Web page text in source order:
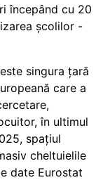
începând cu 20
școlilor -
singura țară
care a
în ultimul
spațiul
cheltuielile
date Eurostat